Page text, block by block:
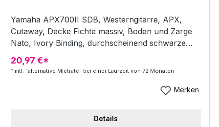
Yamaha APX700II SDB, Westerngitarre, APX,
Cutaway, Decke Fichte massiv, Boden und Zarge
Nato, Ivory Binding, durchscheinend schwarze
Kopfplatte, Hals Nato, Griffbrett Palisander, Dot
Inlays, Brücke Palisander, 22 Bünde, Mensur 650
way ART", Kontakttonabnehmer (im Inneren des
Finish Sand Burst - Westerngitarre + APX Serie +
20,97 €*
* mtl. "alternative Mietrate" bei einer Laufzeit von 72 Monaten
Merken
Details